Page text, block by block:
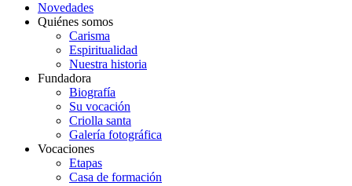
Novedades
Quiénes somos
Carisma
Espiritualidad
Nuestra historia
Fundadora
Biografía
Su vocación
Criolla santa
Galería fotográfica
Vocaciones
Etapas
Casa de formación